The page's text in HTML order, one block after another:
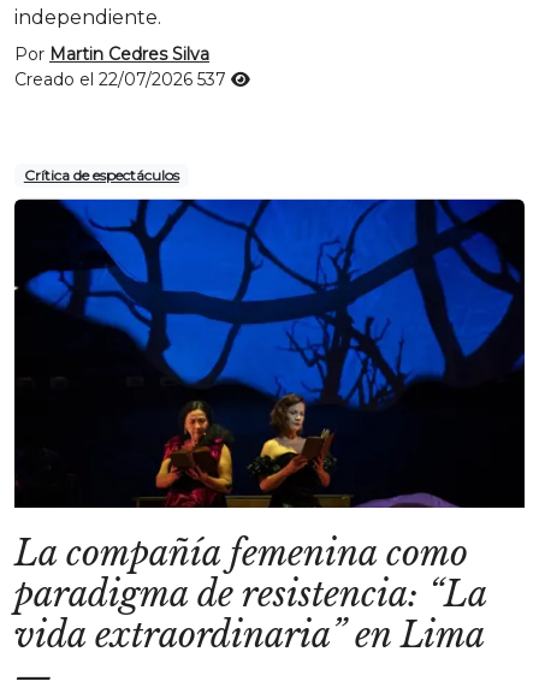
independiente.
Por Martin Cedres Silva
Creado el 22/07/2026 537
Crítica de espectáculos
La compañía femenina como
paradigma de resistencia: “La
vida extraordinaria” en Lima
—